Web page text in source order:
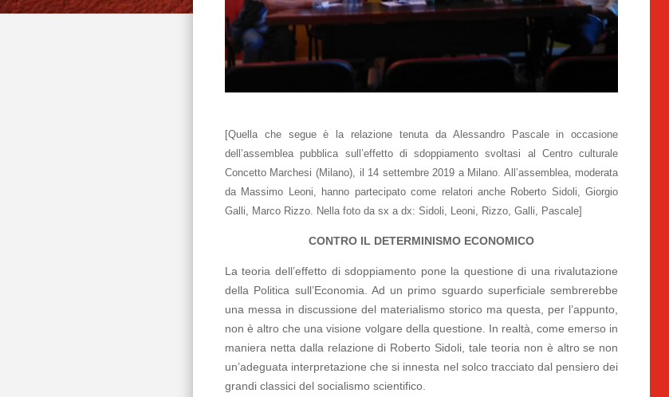
[Quella che segue è la relazione tenuta da Alessandro Pascale in occasione
dell’assemblea pubblica sull’effetto di sdoppiamento svoltasi al Centro culturale
Concetto Marchesi (Milano), il 14 settembre 2019 a Milano. All’assemblea, moderata
da Massimo Leoni, hanno partecipato come relatori anche Roberto Sidoli, Giorgio
Galli, Marco Rizzo. Nella foto da sx a dx: Sidoli, Leoni, Rizzo, Galli, Pascale]
CONTRO IL DETERMINISMO ECONOMICO
La teoria dell’effetto di sdoppiamento pone la questione di una rivalutazione
della Politica sull’Economia. Ad un primo sguardo superficiale sembrerebbe
una messa in discussione del materialismo storico ma questa, per l’appunto,
non è altro che una visione volgare della questione. In realtà, come emerso in
maniera netta dalla relazione di Roberto Sidoli, tale teoria non è altro se non
un’adeguata interpretazione che si innesta nel solco tracciato dal pensiero dei
grandi classici del socialismo scientifico.